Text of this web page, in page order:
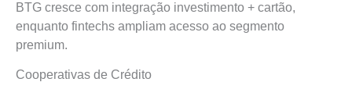
BTG cresce com integração investimento + cartão,
enquanto fintechs ampliam acesso ao segmento
premium.
Cooperativas de Crédito